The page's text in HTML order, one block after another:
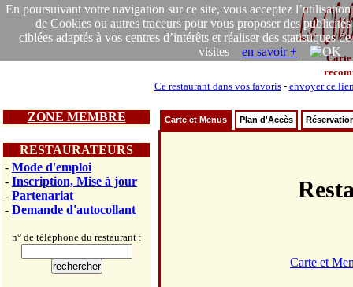
En poursuivant votre navigation sur ce site, vous acceptez l’utilisation
de Cookies ou autres traceurs pour vous proposer des publicités
ciblées adaptés à vos centres d’intérêts et réaliser des statistiques de
visites en savoir +
Carte
Ce restaurant dans vos favoris- envoyer ce
ZONE MEMBRE
RESTAURATEURS
- Mode d'emploi
- Inscription, Mise à jour
- Partenariat
- Demande d'autocollant
n° de téléphone du restaurant :
Carte et Menus Plan d'Accès
Carte et